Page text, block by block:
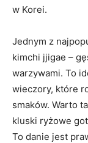
‌w ⁣Korei.
Jednym z
kimchi‍ jjigae –
warzywami. To
wieczory, ⁢które
smaków. Warto
⁤kluski ryżowe
To danie ​jest